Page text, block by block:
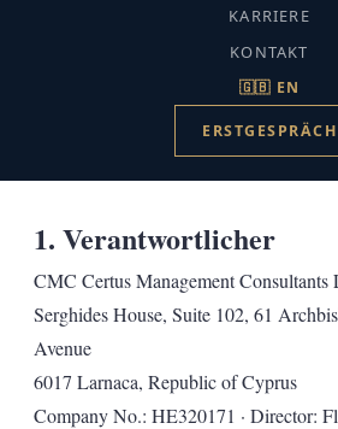
KARRIERE
KONTAKT
🇬🇧 EN
ERSTGESPRÄCH
1. Verantwortlicher
CMC Certus Management Consultants
Serghides House, Suite 102, 61
Avenue
6017 Larnaca, Republic of Cyprus
Company No.: HE320171 · Director: